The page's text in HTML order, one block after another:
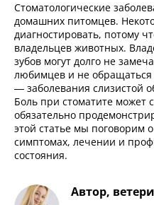
Стоматологические
домашних питомцев.
диагностировать, потому
владельцев животных.
зубов могут долго не
любимцев и не обращаться
— заболевания слизистой
Боль при стоматите может
обязательно
этой статье мы поговорим
симптомах, лечении и
состояния.
Автор,